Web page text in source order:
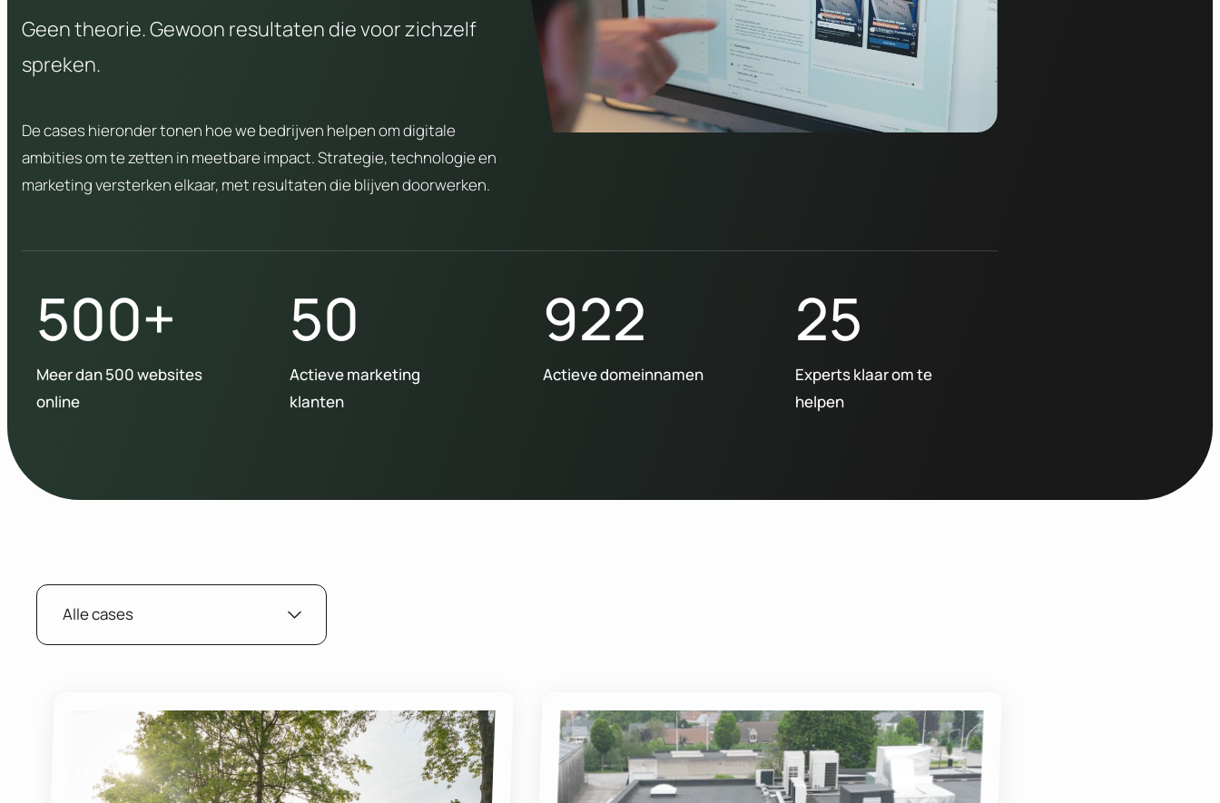
Geen theorie. Gewoon resultaten die voor zichzelf
spreken.
De cases hieronder tonen hoe we bedrijven helpen om digitale
ambities om te zetten in meetbare impact. Strategie, technologie en
marketing versterken elkaar, met resultaten die blijven doorwerken.
500+
Meer dan 500 websites
online
50
Actieve marketing
klanten
922
Actieve domeinnamen
25
Experts klaar om te
helpen